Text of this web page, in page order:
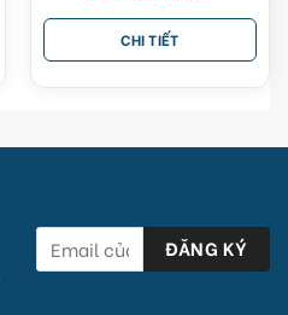
CHI TIẾT